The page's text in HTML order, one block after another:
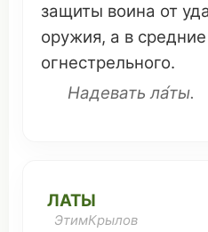
защиты воина от
оружия, а в
огнестрельного.
Надевать ла́ты.
ЛАТЫ
ЭтимКрылов